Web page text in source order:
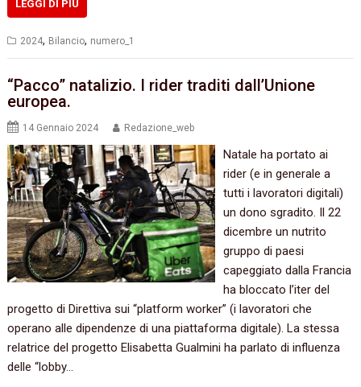
LEGGI DI PIÙ
2024, Bilancio, numero_1
“Pacco” natalizio. I rider traditi dall’Unione
europea.
14 Gennaio 2024 Redazione_web
Natale ha portato ai
rider (e in generale a
tutti i lavoratori digitali)
un dono sgradito. Il 22
dicembre un nutrito
gruppo di paesi
capeggiato dalla Francia
ha bloccato l’iter del
progetto di Direttiva sui “platform worker” (i lavoratori che
operano alle dipendenze di una piattaforma digitale). La stessa
relatrice del progetto Elisabetta Gualmini ha parlato di influenza
delle “lobby…